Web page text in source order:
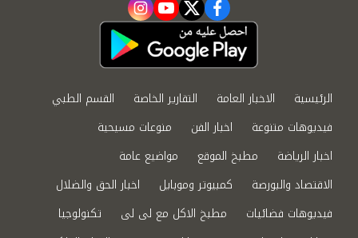
facebook
twitter
youtube
instagram
الرئيسية الاخبار العامة التقارير الخاصة
القسم الطبي
فيديوهات متنوعة
اخبار الفن
منوعات مسيحية
اخبار الرياضة
مطبخ الموقع
مواضيع عامة
الاقتصاد والبورصة
كمبيوتر وموبايل
اخبار الحق والضلال
فيديوهات فضائيات
مطبخ الاكل مع لى لى
تكنولوجيا